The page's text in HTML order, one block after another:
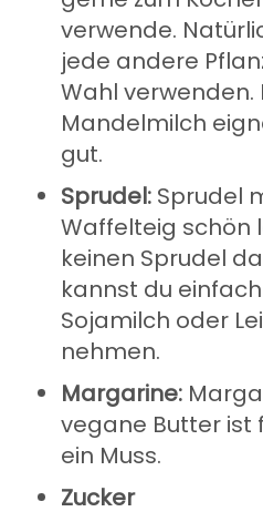
verwende.
jede andere
Wahl verwenden.
Mandelmilch
gut.
Sprudel: Sprudel
Waffelteig schön
keinen Sprudel
kannst du
Sojamilch oder
nehmen.
Margarine:
vegane Butter ist
ein Muss.
Zucker